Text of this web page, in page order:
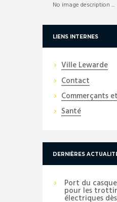
No image description ...
LIENS INTERNES
Ville Lewarde
Contact
Commerçants
Santé
DERNIÈRES
Port du
pour les
électriques